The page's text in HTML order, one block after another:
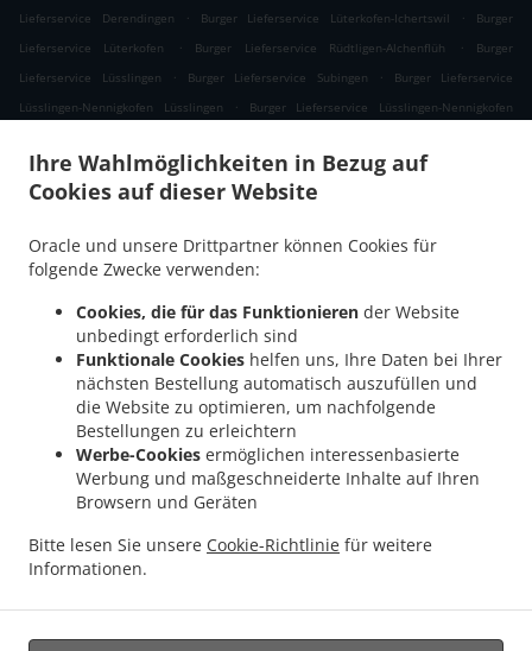
Ihre Wahlmöglichkeiten in Bezug auf
Cookies auf dieser Website
Oracle und unsere Drittpartner können Cookies für
folgende Zwecke verwenden:
Cookies, die für das Funktionieren der Website
unbedingt erforderlich sind
Funktionale Cookies helfen uns, Ihre Daten bei Ihrer
nächsten Bestellung automatisch auszufüllen und
die Website zu optimieren, um nachfolgende
Bestellungen zu erleichtern
Werbe-Cookies ermöglichen interessenbasierte
Werbung und maßgeschneiderte Inhalte auf Ihren
Browsern und Geräten
Bitte lesen Sie unsere Cookie-Richtlinie für weitere
Informationen.
Lieferservice Derendingen
. Burger Lieferservice Lüterkofen-Ichertswil .
Burger
Lieferservice Lüterkofen
. Burger Lieferservice Rüdtligen-Alchenflüh .
Burger
Lieferservice Lüsslingen
. Burger Lieferservice Subingen .
Burger Lieferservice
Lüsslingen-Nennigkofen Lüsslingen
.
Burger Lieferservice Lüsslingen-Nennigkofen
Horriwil
Burger Lieferservice Halten . Burger Lieferservice Drei Höfe Heinrichswil-
Winistorf . Burger Lieferservice Drei Höfe Hersiwil
Lieferservice Alchenstorf
. Burger Lieferservice Oekingen . Burger Lieferservice
Burger Lieferservice Etziken . Burger Lieferservice Hüniken . Burger Lieferservice
Burger Lieferservice Oberramsern . Burger Lieferservice Kyburg-Buchegg
Burger Lieferservice Brügglen
. Burger Lieferservice Leuzigen . Burger Lieferservice
Niederösch . Burger Lieferservice Unterramsern . Burger Lieferservice Aetingen
Burger Lieferservice Hellsau . Burger Lieferservice Tscheppach
Burger Lieferservice Aeschi . Burger Lieferservice Bolken
Lieferservice Winistorf . Burger Lieferservice Seeberg .
Lieferservice Zauggenried
. Burger Lieferservice Burgdorf .
Burger Lieferservice
Lieferservice. Essen zum mitnehmen und zum Liefern